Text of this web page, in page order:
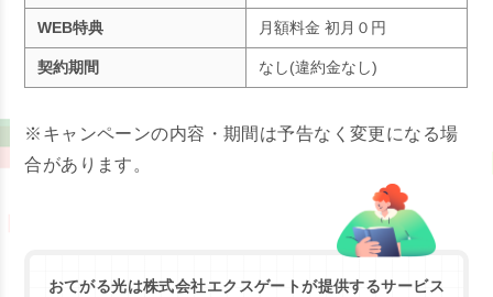
WEB特典 月額料金 初月０円
契約期間 なし(違約金なし)
※キャンペーンの内容・期間は予告なく変更になる場
合があります。
おてがる光は株式会社エクスゲートが提供するサービス